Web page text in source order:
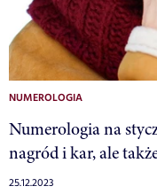
NUMEROLOGIA
Numerologia na
nagród i kar, ale
25.12.2023